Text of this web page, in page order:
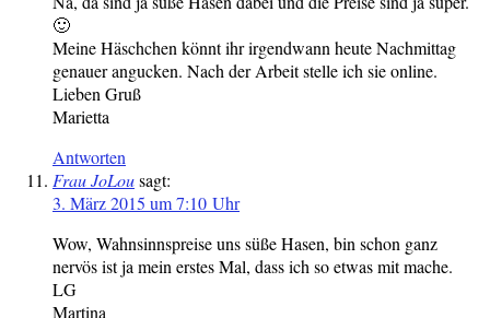
🙂
Meine Häschchen könnt ihr irgendwann heute Nachmittag
genauer angucken. Nach der Arbeit stelle ich sie online.
Lieben Gruß
Marietta
Antworten
Frau JoLousagt:
3. März 2015 um 7:10 Uhr
Wow, Wahnsinnspreise uns süße Hasen, bin schon ganz
nervös ist ja mein erstes Mal, dass ich so etwas mit mache.
LG
Martina